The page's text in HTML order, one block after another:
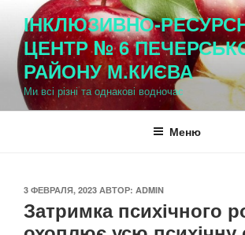
Перейти
содержимому
ІНКЛЮЗИВНО-
ЦЕНТР № 6
РАЙОНУ М.КИЄВА
Ми всі різні та однакові водночас
Меню
ОПУБЛИКОВАНО
3 ФЕВРАЛЯ, 2023 АВТОР: ADMIN
Затримка психічного